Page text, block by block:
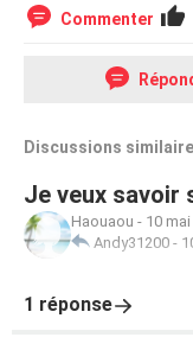
Commenter
Discussions
Je veux savoir
Haouaou - 10
Andy31200 -
1 réponse